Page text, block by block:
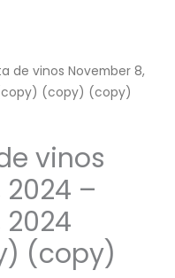
de vinos November 8,
(copy) (copy)
vinos
–
(copy)